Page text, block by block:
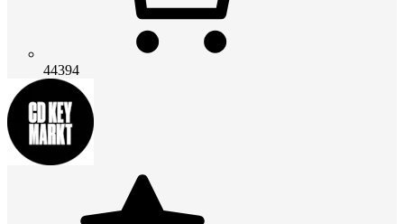
44394